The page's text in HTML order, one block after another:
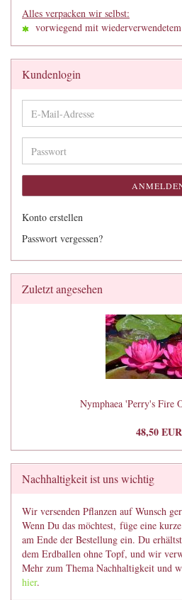
Alles verpacken wir selbst:
vorwiegend mit
Kundenlogin
E-
Mail-
Adresse
Passwort
Konto erstellen
Passwort vergessen?
Zuletzt angesehen
Nymphaea 'Perry's Fire
48,50 EUR
Nachhaltigkeit ist uns wichtig
Wir versenden Pflanzen auf Wunsch
Wenn Du das möchtest, füge eine
am Ende der Bestellung ein. Du
dem Erdballen ohne Topf, und wir
Mehr zum Thema Nachhaltigkeit und
hier.